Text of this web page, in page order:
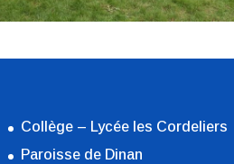
Collège – Lycée les Cordeliers
Paroisse de Dinan